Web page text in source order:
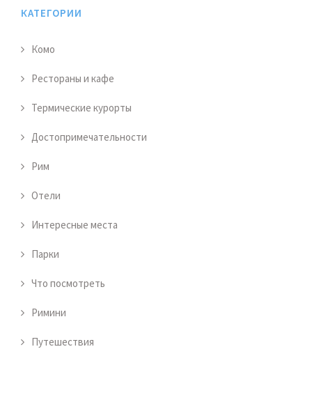
КАТЕГОРИИ
Комо
Рестораны и кафе
Термические курорты
Достопримечательности
Рим
Отели
Интересные места
Парки
Что посмотреть
Римини
Путешествия